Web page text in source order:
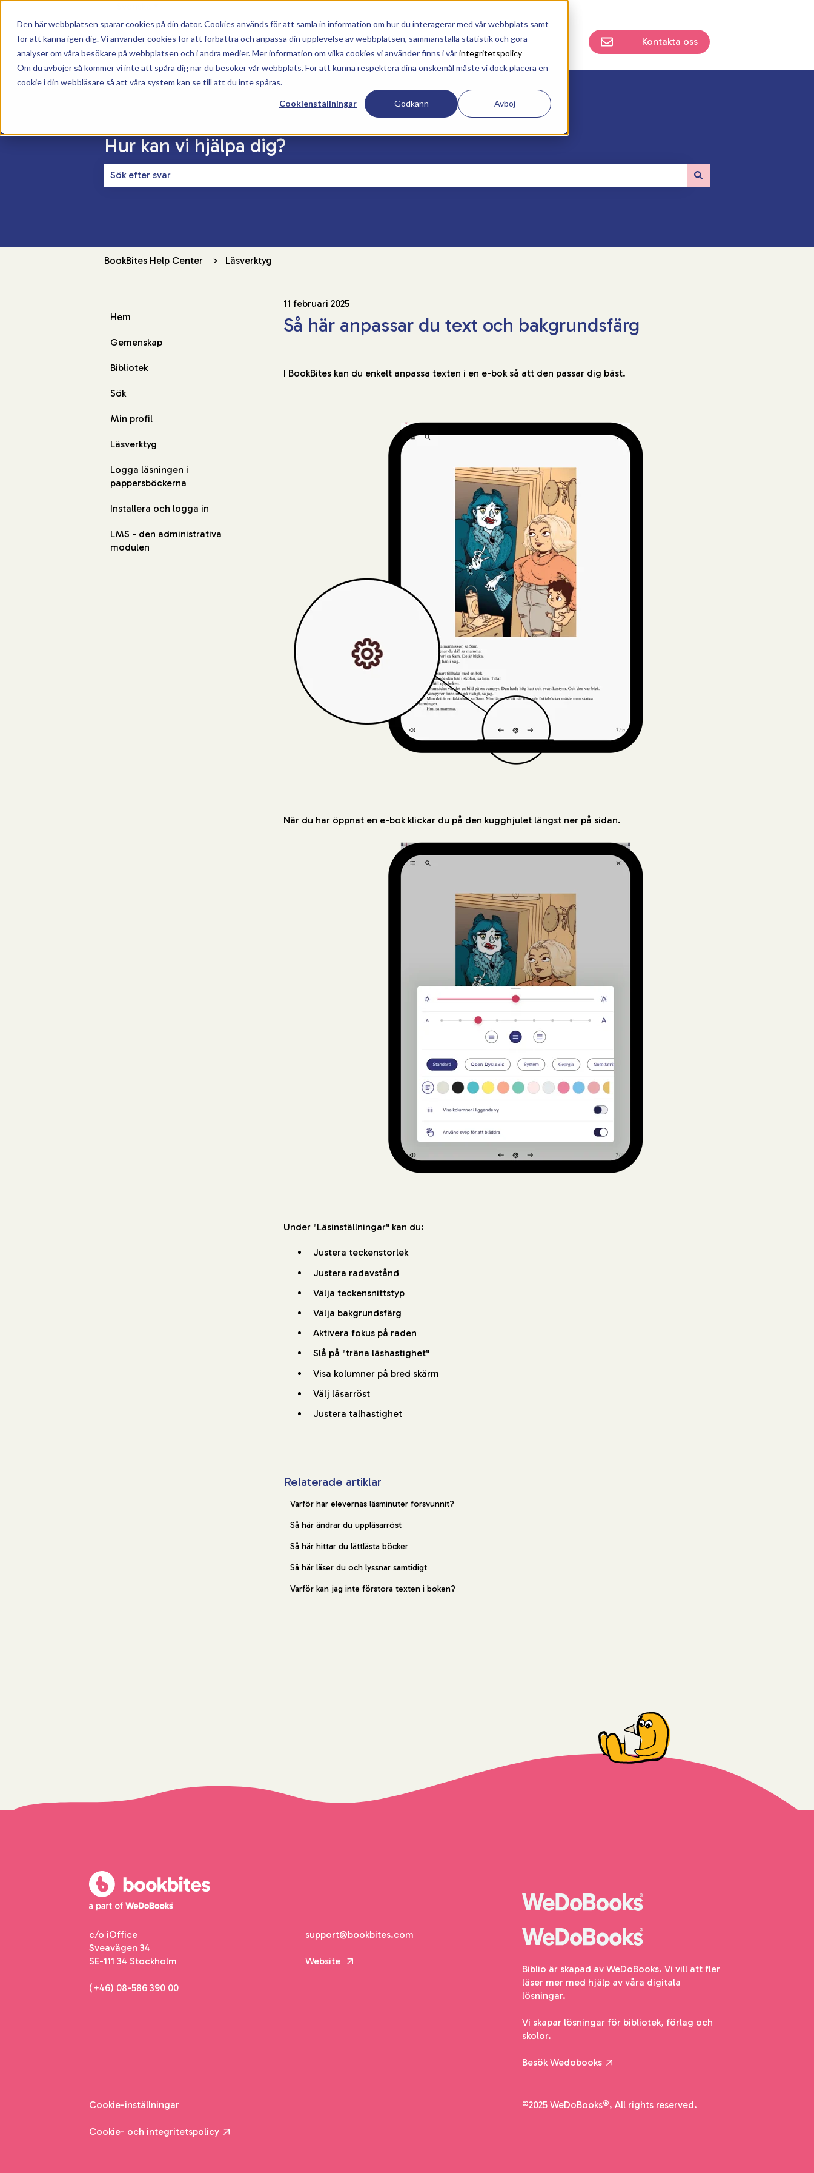
Den här webbplatsen sparar cookies på din dator. Cookies används för att samla in information om hur du interagerar med vår webbplats samt
för att känna igen dig. Vi använder cookies för att förbättra och anpassa din upplevelse av webbplatsen, sammanställa statistik och göra
analyser om våra besökare på webbplatsen och i andra medier. Mer information om vilka cookies vi använder finns i vårintegritetspolicy
Om du avböjer så kommer vi inte att spåra dig när du besöker vår webbplats. För att kunna respektera dina önskemål måste vi dock placera en
cookie i din webbläsare så att våra system kan se till att du inte spåras.
Cookienställningar Godkänn Avböj
Kontakta oss
Hur kan vi hjälpa dig?
BookBites Help Center Läsverktyg
11 februari 2025
Så här anpassar du text och bakgrundsfärg
I BookBites kan du enkelt anpassa texten i en e-bok så att den passar dig bäst.
När du har öppnat en e-bok klickar du på den kugghjulet längst ner på sidan.
Under "Läsinställningar" kan du:
Justera teckenstorlek
Justera radavstånd
Välja teckensnittstyp
Välja bakgrundsfärg
Aktivera fokus på raden
Slå på "träna läshastighet"
Visa kolumner på bred skärm
Välj läsarröst
Justera talhastighet
Relaterade artiklar
Varför har elevernas läsminuter försvunnit?
Så här ändrar du uppläsarröst
Så här hittar du lättlästa böcker
Så här läser du och lyssnar samtidigt
Varför kan jag inte förstora texten i boken?
Hem
Gemenskap
Bibliotek
Sök
Min profil
Läsverktyg
Logga läsningen i
pappersböckerna
Installera och logga in
LMS - den administrativa
modulen
c/o iOffice
Sveavägen 34
SE-111 34 Stockholm
(+46) 08-586 390 00
support@bookbites.com
Website
Biblio är skapad av WeDoBooks. Vi vill att fler
läser mer med hjälp av våra digitala
lösningar.
Vi skapar lösningar för bibliotek, förlag och
skolor.
Besök Wedobooks
Cookie-inställningar
Cookie- och integritetspolicy
©2025 WeDoBooks®, All rights reserved.